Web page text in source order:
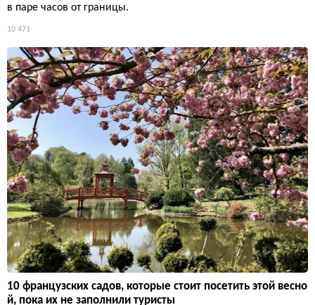
в паре часов от границы.
10 471
10 французских садов, которые стоит посетить этой весно
й, пока их не заполнили туристы